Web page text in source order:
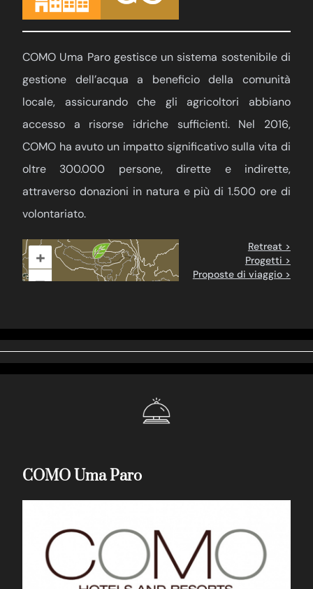
COMO Uma Paro gestisce un sistema sostenibile di
gestione dell’acqua a beneficio della comunità
locale, assicurando che gli agricoltori abbiano
accesso a risorse idriche sufficienti. Nel 2016,
COMO ha avuto un impatto significativo sulla vita di
oltre 300.000 persone, dirette e indirette,
attraverso donazioni in natura e più di 1.500 ore di
volontariato.
+
–
Retreat >
Progetti >
Proposte di viaggio >
COMO Uma Paro